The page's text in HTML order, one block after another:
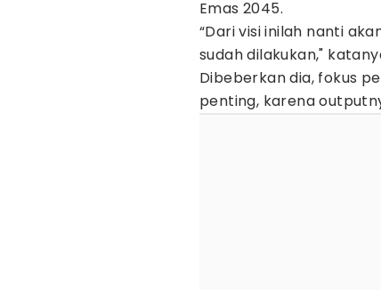
Emas 2045.
“Dari visi inilah nanti
sudah dilakukan,"
Dibeberkan dia, fokus
penting, karena